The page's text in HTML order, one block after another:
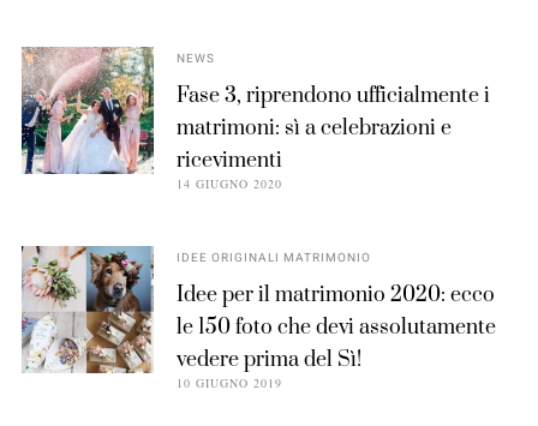
NEWS
Fase 3, riprendono ufficialmente i
matrimoni: sì a celebrazioni e
ricevimenti
14 GIUGNO 2020
IDEE ORIGINALI MATRIMONIO
Idee per il matrimonio 2020: ecco
le 150 foto che devi assolutamente
vedere prima del Sì!
10 GIUGNO 2019